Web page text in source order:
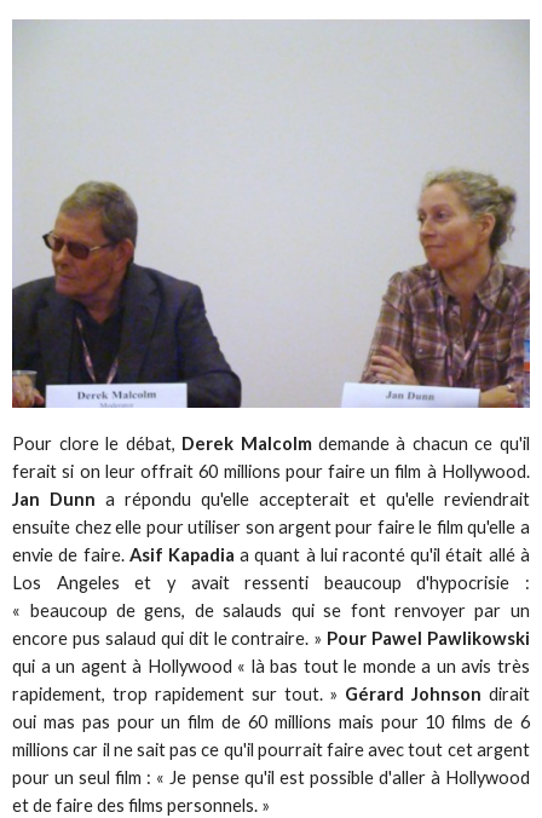
Pour clore le débat, Derek Malcolmdemande à chacun ce qu'il
ferait si on leur offrait 60 millions pour faire un film à Hollywood.
Jan Dunn a répondu qu'elle accepterait et qu'elle reviendrait
ensuite chez elle pour utiliser son argent pour faire le film qu'elle a
envie de faire. Asif Kapadia a quant à lui raconté qu'il était allé à
Los Angeles et y avait ressenti beaucoup d'hypocrisie :
« beaucoup de gens, de salauds qui se font renvoyer par un
encore pus salaud qui dit le contraire. » Pour Pawel Pawlikowski
qui a un agent à Hollywood « là bas tout le monde a un avis très
rapidement, trop rapidement sur tout. » Gérard Johnson dirait
oui mas pas pour un film de 60 millions mais pour 10 films de 6
millions car il ne sait pas ce qu'il pourrait faire avec tout cet argent
pour un seul film : « Je pense qu'il est possible d'aller à Hollywood
et de faire des films personnels. »